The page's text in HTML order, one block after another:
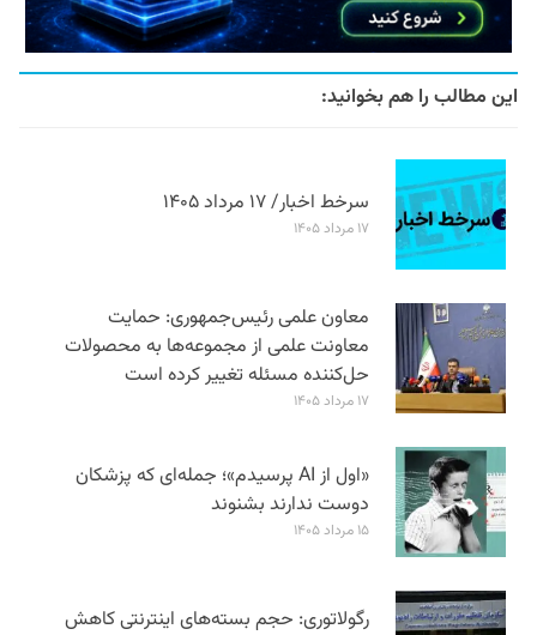
این مطالب را هم بخوانید:
سرخط اخبار/ ۱۷ مرداد ۱۴۰۵
۱۷ مرداد ۱۴۰۵
معاون علمی رئیس‌جمهوری: حمایت
معاونت علمی از مجموعه‌ها به محصولات
حل‌کننده مسئله تغییر کرده است
۱۷ مرداد ۱۴۰۵
«اول از AI پرسیدم»؛ جمله‌ای که پزشکان
دوست ندارند بشنوند
۱۵ مرداد ۱۴۰۵
رگولاتوری: حجم بسته‌های اینترنتی کاهش